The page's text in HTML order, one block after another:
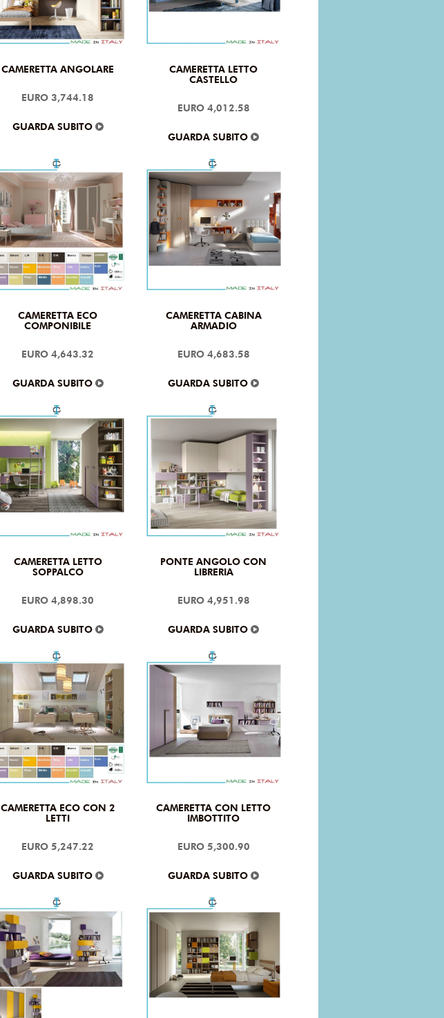
CAMERETTA ANGOLARE
EURO 3,744.18
GUARDA SUBITO
CAMERETTA LETTO
CASTELLO
EURO 4,012.58
GUARDA SUBITO
CAMERETTA ECO
COMPONIBILE
EURO 4,643.32
GUARDA SUBITO
CAMERETTA CABINA
ARMADIO
EURO 4,683.58
GUARDA SUBITO
CAMERETTA LETTO
SOPPALCO
EURO 4,898.30
GUARDA SUBITO
PONTE ANGOLO CON
LIBRERIA
EURO 4,951.98
GUARDA SUBITO
CAMERETTA ECO CON 2
LETTI
EURO 5,247.22
GUARDA SUBITO
CAMERETTA CON LETTO
IMBOTTITO
EURO 5,300.90
GUARDA SUBITO